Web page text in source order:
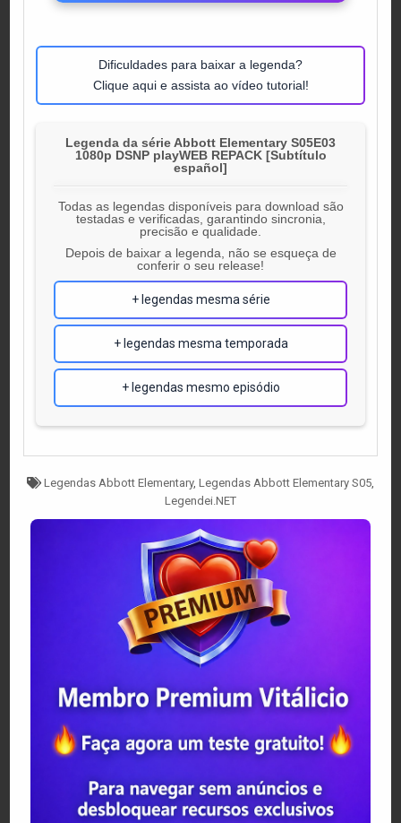
Dificuldades para baixar a legenda?
Clique aqui e assista ao vídeo tutorial!
Legenda da série Abbott Elementary S05E03
1080p DSNP playWEB REPACK [Subtítulo
español]
Todas as legendas disponíveis para download são
testadas e verificadas, garantindo sincronia,
precisão e qualidade.
Depois de baixar a legenda, não se esqueça de
conferir o seu release!
+ legendas mesma série
+ legendas mesma temporada
+ legendas mesmo episódio
Tagged
Legendas Abbott Elementary, Legendas Abbott Elementary S05
Legendei.NET